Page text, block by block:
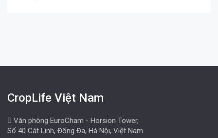
CropLife Việt Nam
Văn phòng EuroCham - Horsion Tower,
Số 40 Cát Linh, Đống Đa, Hà Nội, Việt Nam